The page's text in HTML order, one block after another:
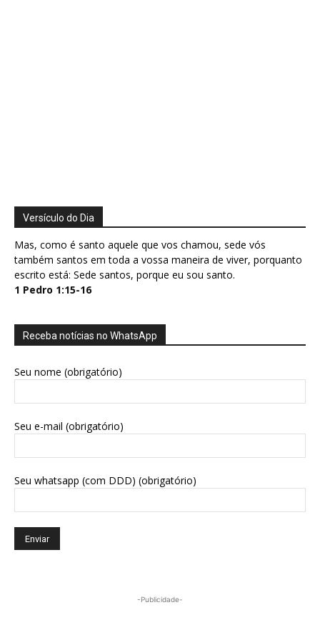
Versículo do Dia
Mas, como é santo aquele que vos chamou, sede vós
também santos em toda a vossa maneira de viver, porquanto
escrito está: Sede santos, porque eu sou santo.
1 Pedro 1:15-16
Receba notícias no WhatsApp
Seu nome (obrigatório)
Seu e-mail (obrigatório)
Seu whatsapp (com DDD) (obrigatório)
-Publicidade-